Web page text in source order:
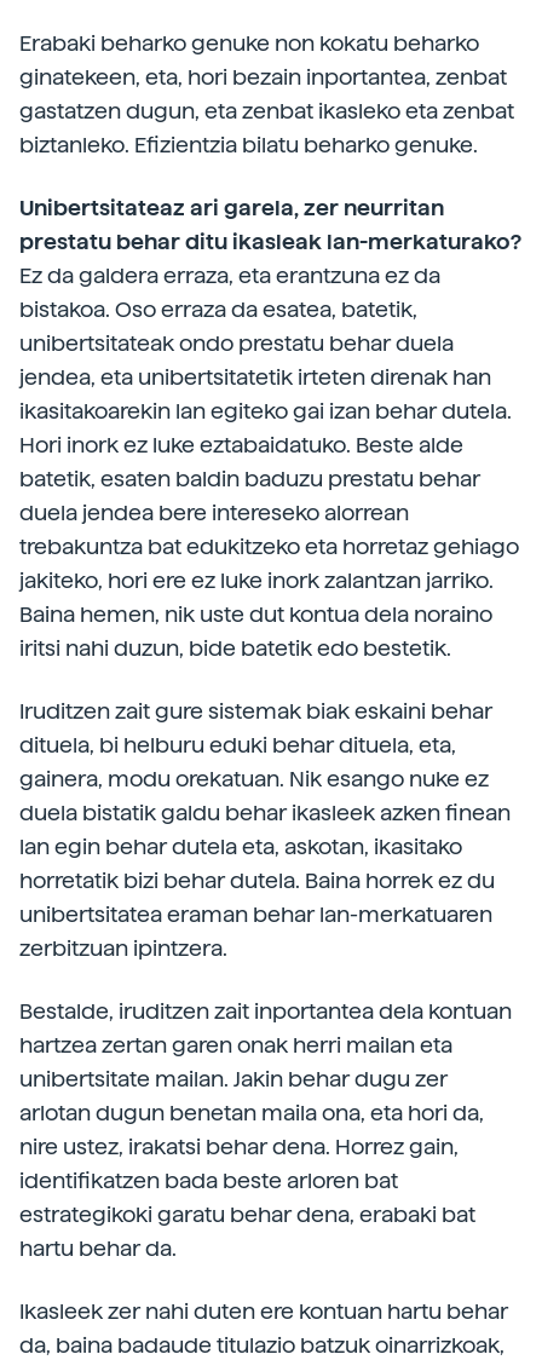
Erabaki beharko genuke non kokatu beharko
ginatekeen, eta, hori bezain inportantea, zenbat
gastatzen dugun, eta zenbat ikasleko eta zenbat
biztanleko. Efizientzia bilatu beharko genuke.
Unibertsitateaz ari garela, zer neurritan
prestatu behar ditu ikasleak lan-merkaturako?
Ez da galdera erraza, eta erantzuna ez da
bistakoa. Oso erraza da esatea, batetik,
unibertsitateak ondo prestatu behar duela
jendea, eta unibertsitatetik irteten direnak han
ikasitakoarekin lan egiteko gai izan behar dutela.
Hori inork ez luke eztabaidatuko. Beste alde
batetik, esaten baldin baduzu prestatu behar
duela jendea bere intereseko alorrean
trebakuntza bat edukitzeko eta horretaz gehiago
jakiteko, hori ere ez luke inork zalantzan jarriko.
Baina hemen, nik uste dut kontua dela noraino
iritsi nahi duzun, bide batetik edo bestetik.
Iruditzen zait gure sistemak biak eskaini behar
dituela, bi helburu eduki behar dituela, eta,
gainera, modu orekatuan. Nik esango nuke ez
duela bistatik galdu behar ikasleek azken finean
lan egin behar dutela eta, askotan, ikasitako
horretatik bizi behar dutela. Baina horrek ez du
unibertsitatea eraman behar lan-merkatuaren
zerbitzuan ipintzera.
Bestalde, iruditzen zait inportantea dela kontuan
hartzea zertan garen onak herri mailan eta
unibertsitate mailan. Jakin behar dugu zer
arlotan dugun benetan maila ona, eta hori da,
nire ustez, irakatsi behar dena. Horrez gain,
identifikatzen bada beste arloren bat
estrategikoki garatu behar dena, erabaki bat
hartu behar da.
Ikasleek zer nahi duten ere kontuan hartu behar
da, baina badaude titulazio batzuk oinarrizkoak,